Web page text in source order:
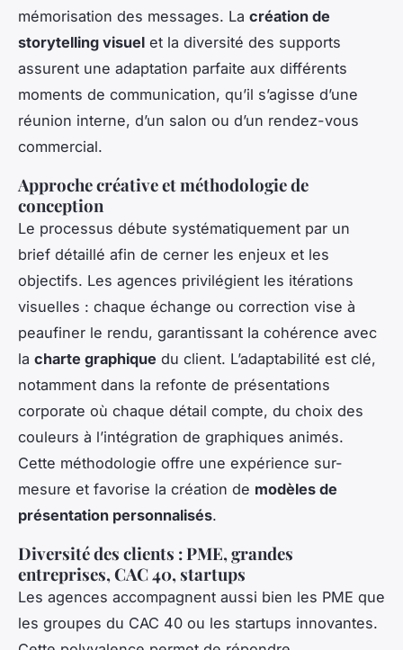
mémorisation des messages. La création de
storytelling visuel et la diversité des supports
assurent une adaptation parfaite aux différents
moments de communication, qu’il s’agisse d’une
réunion interne, d’un salon ou d’un rendez-vous
commercial.
Approche créative et méthodologie de
conception
Le processus débute systématiquement par un
brief détaillé afin de cerner les enjeux et les
objectifs. Les agences privilégient les itérations
visuelles : chaque échange ou correction vise à
peaufiner le rendu, garantissant la cohérence avec
la charte graphique du client. L’adaptabilité est clé,
notamment dans la refonte de présentations
corporate où chaque détail compte, du choix des
couleurs à l’intégration de graphiques animés.
Cette méthodologie offre une expérience sur-
mesure et favorise la création de modèles de
présentation personnalisés.
Diversité des clients : PME, grandes
entreprises, CAC 40, startups
Les agences accompagnent aussi bien les PME que
les groupes du CAC 40 ou les startups innovantes.